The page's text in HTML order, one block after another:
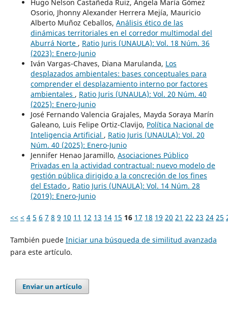
Hugo Nelson Castañeda Ruiz, Ángela María Gómez
Osorio, Jhonny Alexander Herrera Mejía, Mauricio
Alberto Muñoz Ceballos, Análisis ético de las
dinámicas territoriales en el corredor multimodal del
Aburrá Norte , Ratio Juris (UNAULA): Vol. 18 Núm. 36
(2023): Enero-Junio
Iván Vargas-Chaves, Diana Marulanda, Los
desplazados ambientales: bases conceptuales para
comprender el desplazamiento interno por factores
ambientales , Ratio Juris (UNAULA): Vol. 20 Núm. 40
(2025): Enero-Junio
José Fernando Valencia Grajales, Mayda Soraya Marín
Galeano, Luis Felipe Ortiz-Clavijo, Política Nacional de
Inteligencia Artificial , Ratio Juris (UNAULA): Vol. 20
Núm. 40 (2025): Enero-Junio
Jennifer Henao Jaramillo, Asociaciones Público
Privadas en la actividad contractual: nuevo modelo de
gestión pública dirigido a la concreción de los fines
del Estado , Ratio Juris (UNAULA): Vol. 14 Núm. 28
(2019): Enero-Junio
<< < 4 5 6 7 8 9 10 11 12 13 14 15 16 17 18 19 20 21 22 23 24 25
También puede Iniciar una búsqueda de similitud avanzada
para este artículo.
Enviar un artículo